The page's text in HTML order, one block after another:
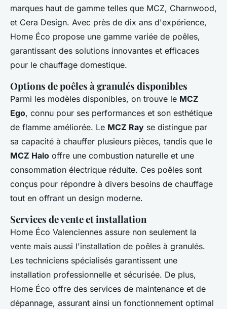
marques haut de gamme telles que MCZ, Charnwood,
et Cera Design. Avec près de dix ans d'expérience,
Home Éco propose une gamme variée de poêles,
garantissant des solutions innovantes et efficaces
pour le chauffage domestique.
Options de poêles à granulés disponibles
Parmi les modèles disponibles, on trouve le MCZ
Ego, connu pour ses performances et son esthétique
de flamme améliorée. Le MCZ Ray se distingue par
sa capacité à chauffer plusieurs pièces, tandis que le
MCZ Halo offre une combustion naturelle et une
consommation électrique réduite. Ces poêles sont
conçus pour répondre à divers besoins de chauffage
tout en offrant un design moderne.
Services de vente et installation
Home Éco Valenciennes assure non seulement la
vente mais aussi l'installation de poêles à granulés.
Les techniciens spécialisés garantissent une
installation professionnelle et sécurisée. De plus,
Home Éco offre des services de maintenance et de
dépannage, assurant ainsi un fonctionnement optimal